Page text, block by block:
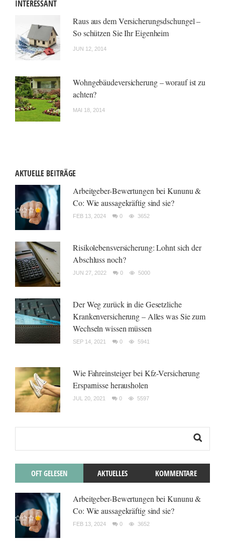
INTERESSANT
Raus aus dem Versicherungsdschungel –
So schützen Sie Ihr Eigenheim
JUN 12, 2014
Wohngebäudeversicherung – worauf ist zu
achten?
MAI 18, 2014
AKTUELLE BEITRÄGE
Arbeitgeber-Bewertungen bei Kununu &
Co: Wie aussagekräftig sind sie?
FEB 13, 2024 0 3652
Risikolebensversicherung: Lohnt sich der
Abschluss noch?
JUN 27, 2022 0 5000
Der Weg zurück in die Gesetzliche
Krankenversicherung – Alles was Sie zum
Wechseln wissen müssen
SEP 14, 2021 0 5941
Wie Fahreinsteiger bei Kfz-Versicherung
Ersparnisse herausholen
JUL 20, 2021 0 5597
OFT GELESEN AKTUELLES KOMMENTARE
Arbeitgeber-Bewertungen bei Kununu &
Co: Wie aussagekräftig sind sie?
FEB 13, 2024 0 3652